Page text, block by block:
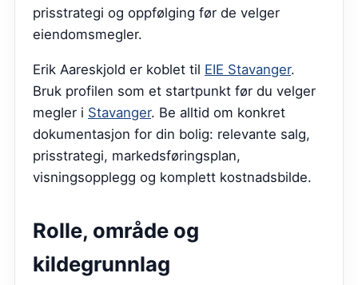
prisstrategi og oppfølging før de velger
eiendomsmegler.
Erik Aareskjold er koblet til EIE Stavanger.
Bruk profilen som et startpunkt før du velger
megler i Stavanger. Be alltid om konkret
dokumentasjon for din bolig: relevante salg,
prisstrategi, markedsføringsplan,
visningsopplegg og komplett kostnadsbilde.
Rolle, område og
kildegrunnlag